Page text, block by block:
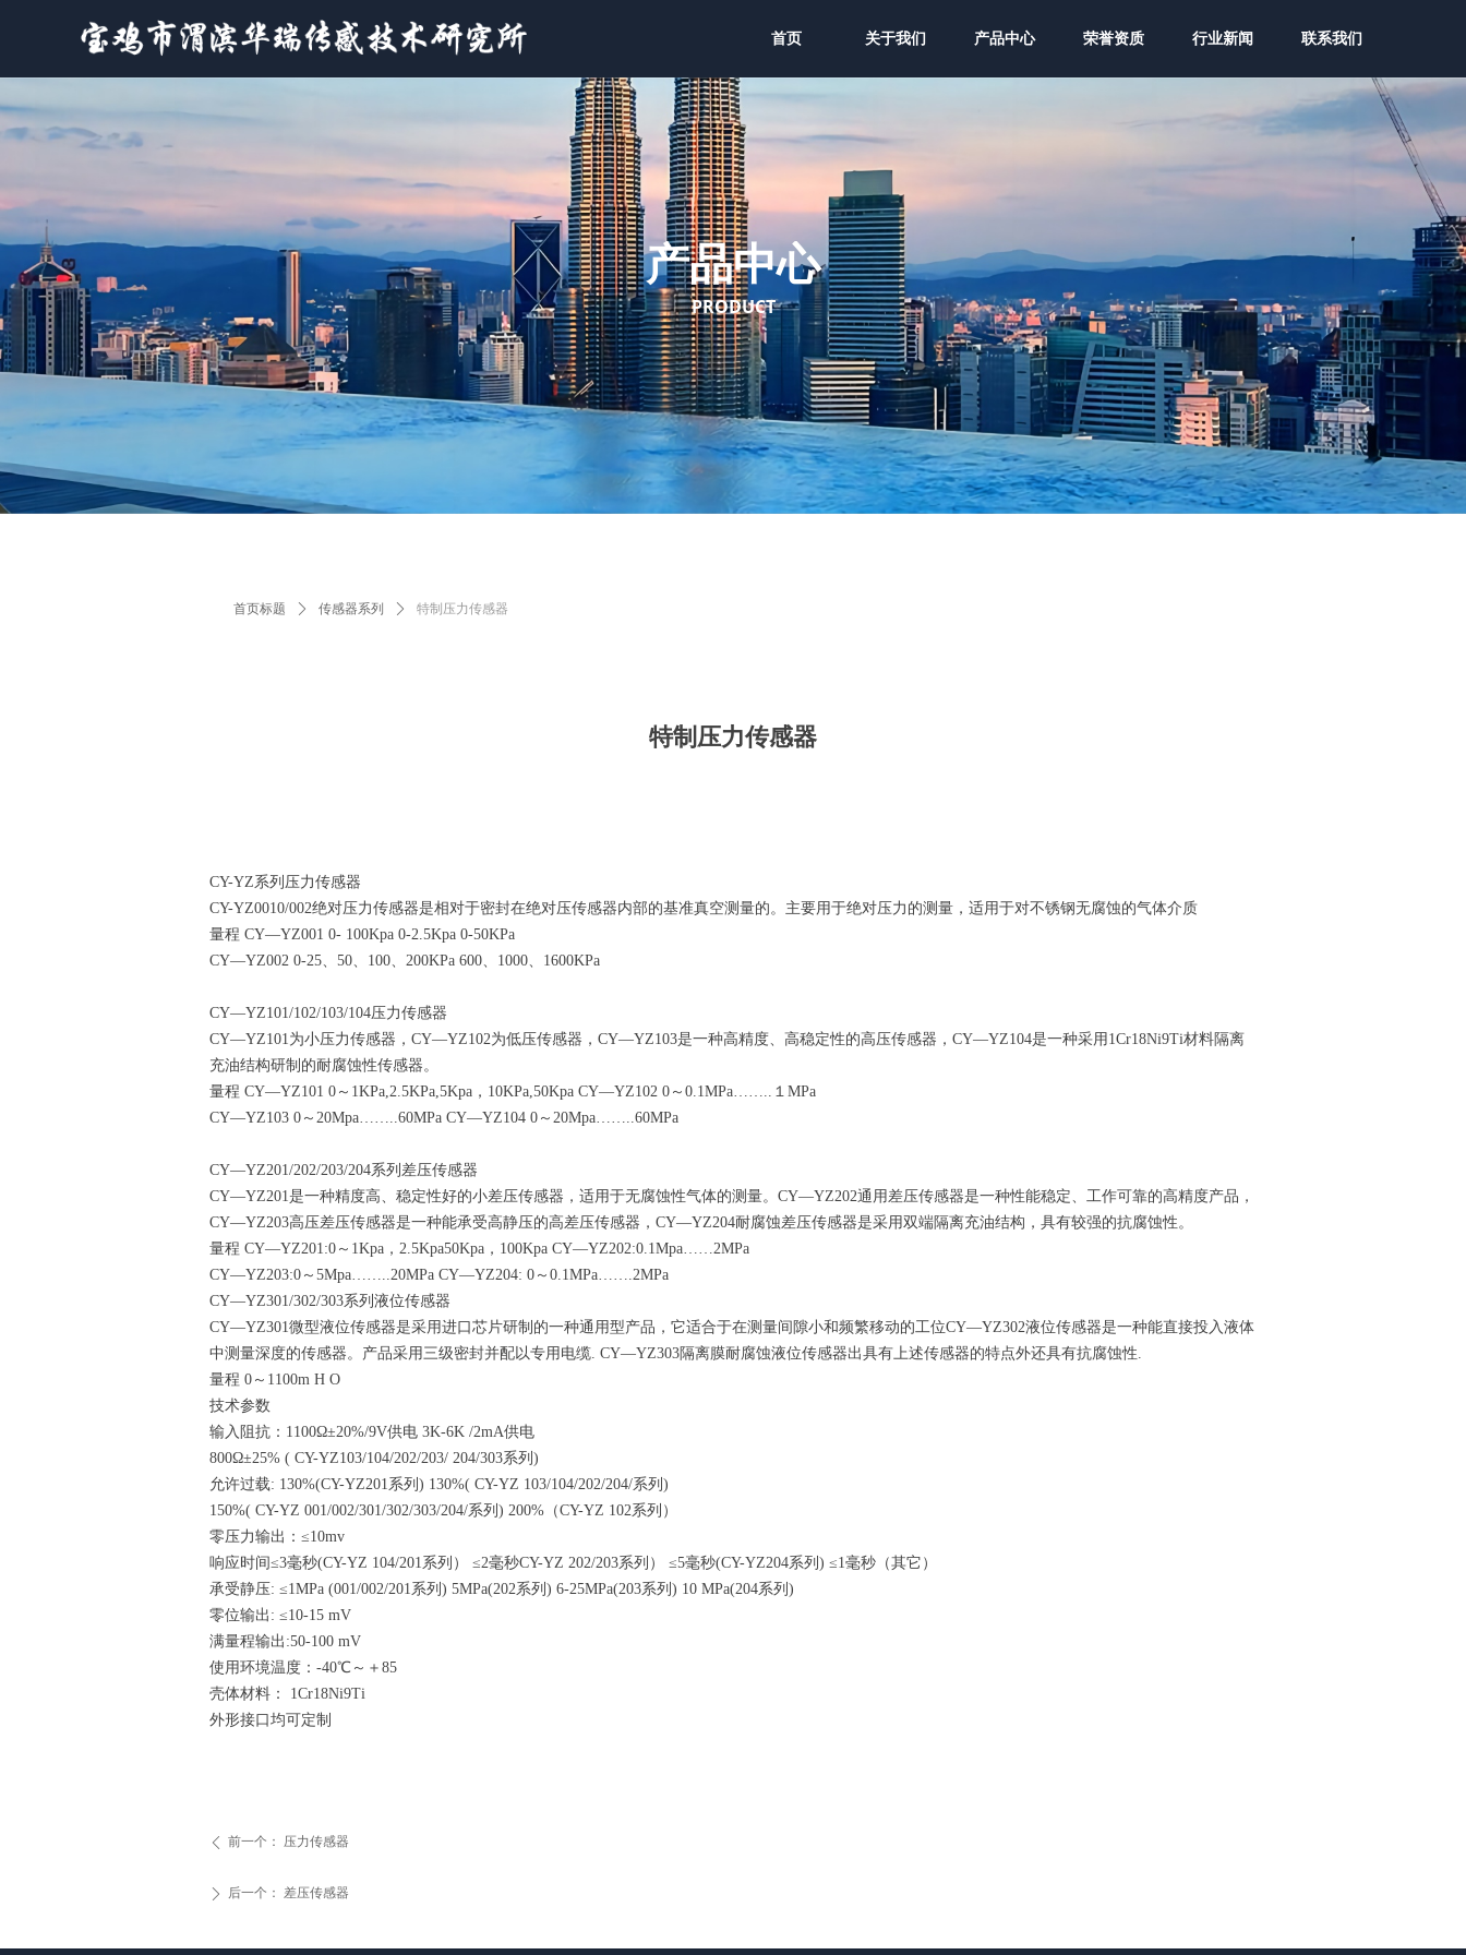
首页 关于我们 产品中心 荣誉资质 行业新闻 联系我们
首页标题 ꄲ 传感器系列 ꄲ 特制压力传感器
特制压力传感器
ꄴ 前一个： 压力传感器
ꄲ 后一个： 差压传感器
CY-YZ系列压力传感器
CY-YZ0010/002绝对压力传感器是相对于密封在绝对压传感器内部的基准真空测量的。主要用于绝对压力的测量，适用于对不锈钢无腐蚀的气体介质
量程 CY—YZ001 0- 100Kpa 0-2.5Kpa 0-50KPa
CY—YZ002 0-25、50、100、200KPa 600、1000、1600KPa
CY—YZ101/102/103/104压力传感器
CY—YZ101为小压力传感器，CY—YZ102为低压传感器，CY—YZ103是一种高精度、高稳定性的高压传感器，CY—YZ104是一种采用1Cr18Ni9Ti材料隔离
充油结构研制的耐腐蚀性传感器。
量程 CY—YZ101 0～1KPa,2.5KPa,5Kpa，10KPa,50Kpa CY—YZ102 0～0.1MPa……..１MPa
CY—YZ103 0～20Mpa……..60MPa CY—YZ104 0～20Mpa……..60MPa
CY—YZ201/202/203/204系列差压传感器
CY—YZ201是一种精度高、稳定性好的小差压传感器，适用于无腐蚀性气体的测量。CY—YZ202通用差压传感器是一种性能稳定、工作可靠的高精度产品，
CY—YZ203高压差压传感器是一种能承受高静压的高差压传感器，CY—YZ204耐腐蚀差压传感器是采用双端隔离充油结构，具有较强的抗腐蚀性。
量程 CY—YZ201:0～1Kpa，2.5Kpa50Kpa，100Kpa CY—YZ202:0.1Mpa……2MPa
CY—YZ203:0～5Mpa……..20MPa CY—YZ204: 0～0.1MPa…….2MPa
CY—YZ301/302/303系列液位传感器
CY—YZ301微型液位传感器是采用进口芯片研制的一种通用型产品，它适合于在测量间隙小和频繁移动的工位CY—YZ302液位传感器是一种能直接投入液体
中测量深度的传感器。产品采用三级密封并配以专用电缆. CY—YZ303隔离膜耐腐蚀液位传感器出具有上述传感器的特点外还具有抗腐蚀性.
量程 0～1100m H O
技术参数
输入阻抗：1100Ω±20%/9V供电 3K-6K /2mA供电
800Ω±25% ( CY-YZ103/104/202/203/ 204/303系列)
允许过载: 130%(CY-YZ201系列) 130%( CY-YZ 103/104/202/204/系列)
150%( CY-YZ 001/002/301/302/303/204/系列) 200%（CY-YZ 102系列）
零压力输出：≤10mv
响应时间≤3毫秒(CY-YZ 104/201系列） ≤2毫秒CY-YZ 202/203系列） ≤5毫秒(CY-YZ204系列) ≤1毫秒（其它）
承受静压: ≤1MPa (001/002/201系列) 5MPa(202系列) 6-25MPa(203系列) 10 MPa(204系列)
零位输出: ≤10-15 mV
满量程输出:50-100 mV
使用环境温度：-40℃～＋85
壳体材料： 1Cr18Ni9Ti
外形接口均可定制
产品中心
PRODUCT